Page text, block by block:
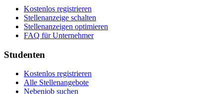
Kostenlos registrieren
Stellenanzeige schalten
Stellenanzeigen optimieren
FAQ für Unternehmer
Studenten
Kostenlos registrieren
Alle Stellenangebote
Nebenjob suchen